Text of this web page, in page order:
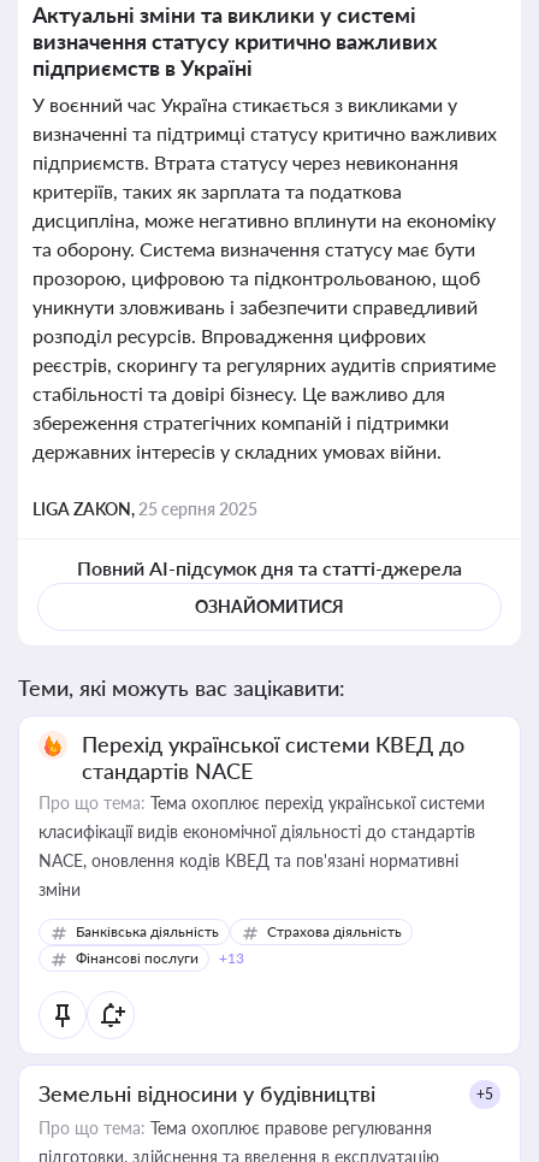
Актуальні зміни та виклики у системі
визначення статусу критично важливих
підприємств в Україні
У воєнний час Україна стикається з викликами у
визначенні та підтримці статусу критично важливих
підприємств. Втрата статусу через невиконання
критеріїв, таких як зарплата та податкова
дисципліна, може негативно вплинути на економіку
та оборону. Система визначення статусу має бути
прозорою, цифровою та підконтрольованою, щоб
уникнути зловживань і забезпечити справедливий
розподіл ресурсів. Впровадження цифрових
реєстрів, скорингу та регулярних аудитів сприятиме
стабільності та довірі бізнесу. Це важливо для
збереження стратегічних компаній і підтримки
державних інтересів у складних умовах війни.
LIGA ZAKON, 25 серпня 2025
Повний AI-підсумок дня та статті-джерела
ОЗНАЙОМИТИСЯ
Теми, які можуть вас зацікавити:
Перехід української системи КВЕД до
стандартів NACE
Про що тема: Тема охоплює перехід української системи
класифікації видів економічної діяльності до стандартів
NACE, оновлення кодів КВЕД та пов'язані нормативні
зміни
Банківська діяльність
Страхова діяльність
Фінансові послуги
+13
Земельні відносини у будівництві +5
Про що тема: Тема охоплює правове регулювання
підготовки, здійснення та введення в експлуатацію